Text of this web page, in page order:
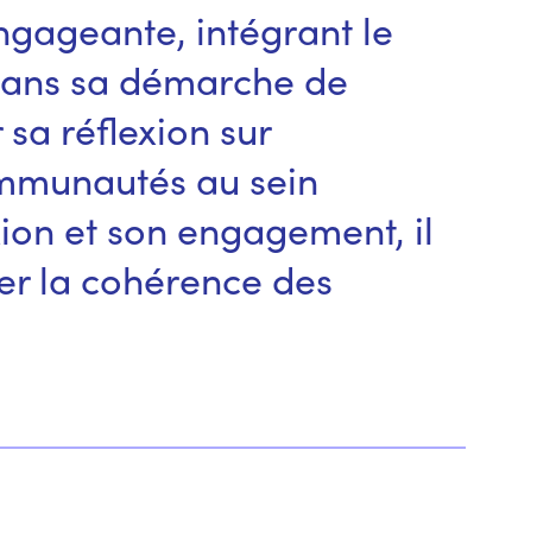
intégrant le
sa démarche de
réflexion sur
au sein
et son engagement, il
la cohérence des